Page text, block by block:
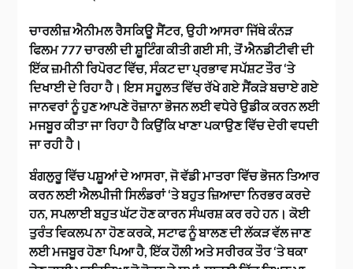
ਚਾਰਲੀਜ਼ ਐਨੀਮਲ ਰੈਸਕਿਊ ਸੈਂਟਰ, ਉਹੀ ਆਸਰਾ ਜਿੱਥੇ ਕੰਨੜ
ਫਿਲਮ 777 ਚਾਰਲੀ ਦੀ ਸ਼ੂਟਿੰਗ ਕੀਤੀ ਗਈ ਸੀ, ਤੋਂ ਐਨਡੀਟੀਵੀ ਦੀ
ਇੱਕ ਜ਼ਮੀਨੀ ਰਿਪੋਰਟ ਵਿੱਚ, ਸੰਕਟ ਦਾ ਪ੍ਰਭਾਵ ਸਪੱਸ਼ਟ ਤੌਰ ‘ਤੇ
ਦਿਖਾਈ ਦੇ ਰਿਹਾ ਹੈ। ਇਸ ਸਹੂਲਤ ਵਿੱਚ ਰੱਖੇ ਗਏ ਸੈਂਕੜੇ ਬਚਾਏ ਗਏ
ਜਾਨਵਰਾਂ ਨੂੰ ਹੁਣ ਆਪਣੇ ਰੋਜ਼ਾਨਾ ਭੋਜਨ ਲਈ ਵਧੇਰੇ ਉਡੀਕ ਕਰਨ ਲਈ
ਮਜਬੂਰ ਕੀਤਾ ਜਾ ਰਿਹਾ ਹੈ ਕਿਉਂਕਿ ਖਾਣਾ ਪਕਾਉਣ ਵਿੱਚ ਦੇਰੀ ਵਧਦੀ
ਜਾ ਰਹੀ ਹੈ।
ਬੰਗਲੁਰੂ ਵਿੱਚ ਪਸ਼ੂਆਂ ਦੇ ਆਸਰਾ, ਜੋ ਵੱਡੀ ਮਾਤਰਾ ਵਿੱਚ ਭੋਜਨ ਤਿਆਰ
ਕਰਨ ਲਈ ਐਲਪੀਜੀ ਸਿਲੰਡਰਾਂ ‘ਤੇ ਬਹੁਤ ਜ਼ਿਆਦਾ ਨਿਰਭਰ ਕਰਦੇ
ਹਨ, ਸਪਲਾਈ ਬਹੁਤ ਘੱਟ ਹੋਣ ਕਾਰਨ ਸੰਘਰਸ਼ ਕਰ ਰਹੇ ਹਨ। ਕੋਈ
ਤੁਰੰਤ ਵਿਕਲਪ ਨਾ ਹੋਣ ਕਰਕੇ, ਸਟਾਫ ਨੂੰ ਬਾਲਣ ਦੀ ਲੱਕੜ ਵੱਲ ਜਾਣ
ਲਈ ਮਜਬੂਰ ਹੋਣਾ ਪਿਆ ਹੈ, ਇੱਕ ਹੌਲੀ ਅਤੇ ਸਰੀਰਕ ਤੌਰ ‘ਤੇ ਥਕਾ